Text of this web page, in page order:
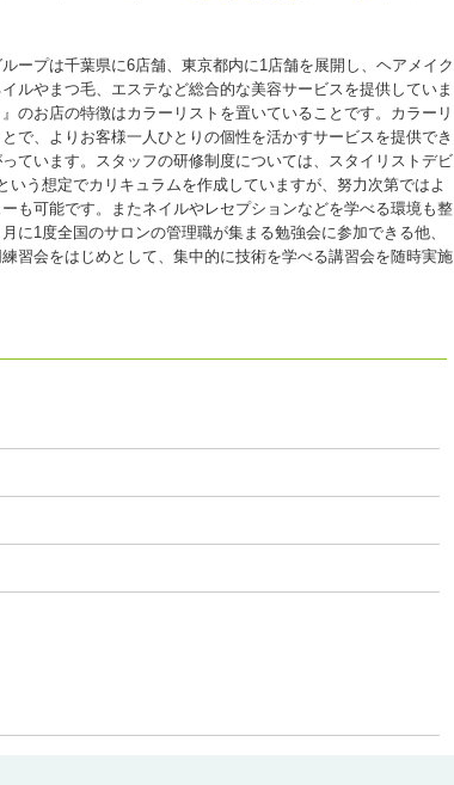
ループは千葉県に6店舗、東京都内に1店舗を展開し、ヘアメイク
ルやまつ毛、エステなど総合的な美容サービスを提供していま
のお店の特徴はカラーリストを置いていることです。カラーリ
で、よりお客様一人ひとりの個性を活かすサービスを提供でき
ています。スタッフの研修制度については、スタイリストデビ
いう想定でカリキュラムを作成していますが、努力次第ではよ
も可能です。またネイルやレセプションなどを学べる環境も整
に1度全国のサロンの管理職が集まる勉強会に参加できる他、
習会をはじめとして、集中的に技術を学べる講習会を随時実施